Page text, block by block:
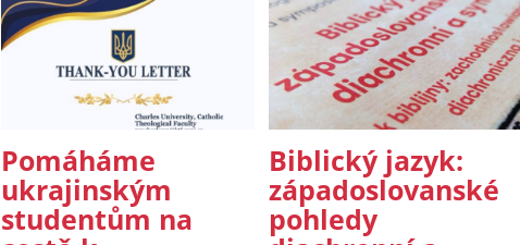
Pomáháme
ukrajinským
studentům na
Biblický jazyk:
západoslovanské
pohledy